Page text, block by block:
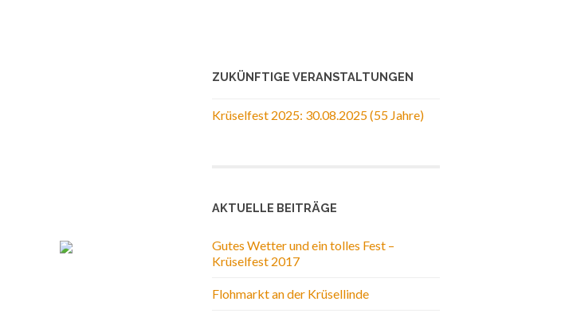
ZUKÜNFTIGE VERANSTALTUNGEN
Krüselfest 2025: 30.08.2025 (55 Jahre)
AKTUELLE BEITRÄGE
Gutes Wetter und ein tolles Fest –
Krüselfest 2017
Flohmarkt an der Krüsellinde